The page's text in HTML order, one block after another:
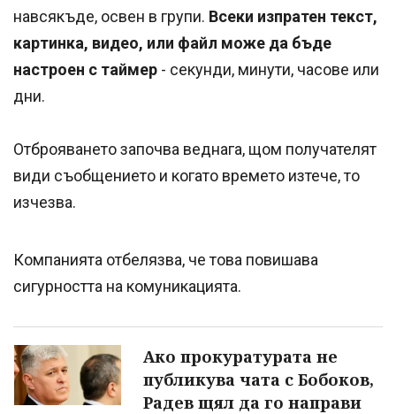
навсякъде, освен в групи. Всеки изпратен текст,
картинка, видео, или файл може да бъде
настроен с таймер - секунди, минути, часове или
дни.
Отброяването започва веднага, щом получателят
види съобщението и когато времето изтече, то
изчезва.
Компанията отбелязва, че това повишава
сигурността на комуникацията.
Ако прокуратурата не
публикува чата с Бобоков,
Радев щял да го направи